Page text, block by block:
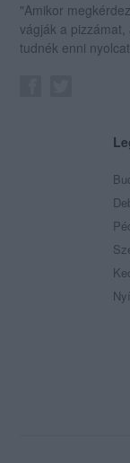
"Amikor
vágják a
tudnék enni